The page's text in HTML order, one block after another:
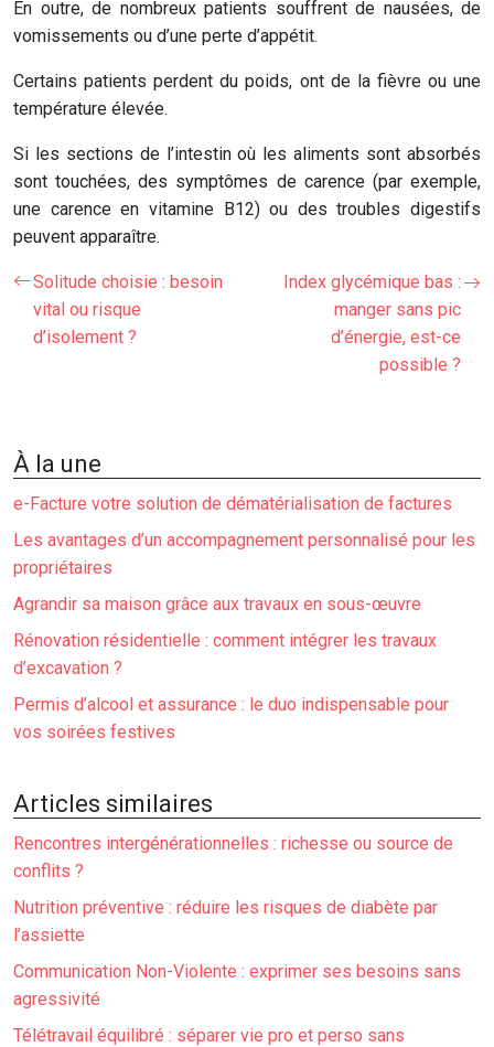
En outre, de nombreux patients souffrent de nausées, de
vomissements ou d’une perte d’appétit.
Certains patients perdent du poids, ont de la fièvre ou une
température élevée.
Si les sections de l’intestin où les aliments sont absorbés
sont touchées, des symptômes de carence (par exemple,
une carence en vitamine B12) ou des troubles digestifs
peuvent apparaître.
Solitude choisie : besoin
vital ou risque
d’isolement ?
Index glycémique bas :
manger sans pic
d’énergie, est-ce
possible ?
À la une
e-Facture votre solution de dématérialisation de factures
Les avantages d’un accompagnement personnalisé pour les
propriétaires
Agrandir sa maison grâce aux travaux en sous-œuvre
Rénovation résidentielle : comment intégrer les travaux
d’excavation ?
Permis d’alcool et assurance : le duo indispensable pour
vos soirées festives
Articles similaires
Rencontres intergénérationnelles : richesse ou source de
conflits ?
Nutrition préventive : réduire les risques de diabète par
l’assiette
Communication Non-Violente : exprimer ses besoins sans
agressivité
Télétravail équilibré : séparer vie pro et perso sans